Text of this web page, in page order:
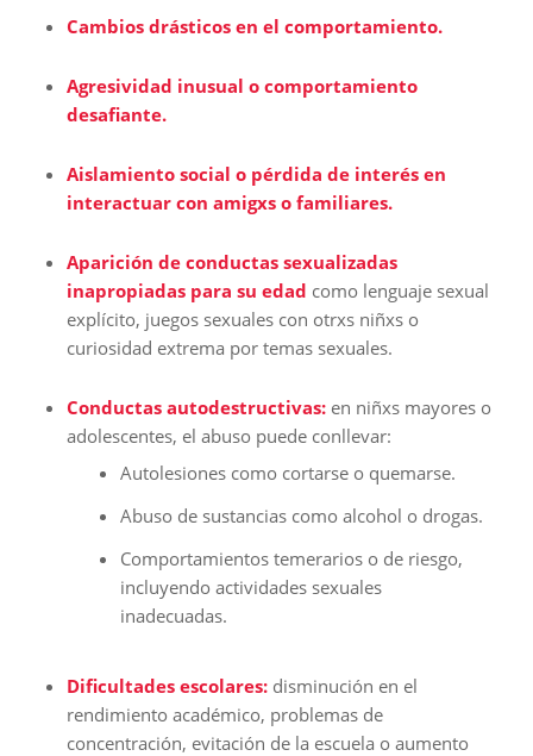
Cambios drásticos en el comportamiento.
Agresividad inusual o comportamiento
desafiante.
Aislamiento social o pérdida de interés en
interactuar con amigxs o familiares.
Aparición de conductas sexualizadas
inapropiadas para su edad como lenguaje sexual
explícito, juegos sexuales con otrxs niñxs o
curiosidad extrema por temas sexuales.
Conductas autodestructivas: en niñxs mayores o
adolescentes, el abuso puede conllevar:
Autolesiones como cortarse o quemarse.
Abuso de sustancias como alcohol o drogas.
Comportamientos temerarios o de riesgo,
incluyendo actividades sexuales
inadecuadas.
Dificultades escolares:disminución en el
rendimiento académico, problemas de
concentración, evitación de la escuela o aumento